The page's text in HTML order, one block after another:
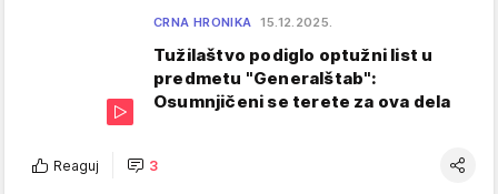
CRNA HRONIKA 15.12.2025.
Tužilaštvo podiglo optužni list u
predmetu "Generalštab":
Osumnjičeni se terete za ova dela
Reaguj 3